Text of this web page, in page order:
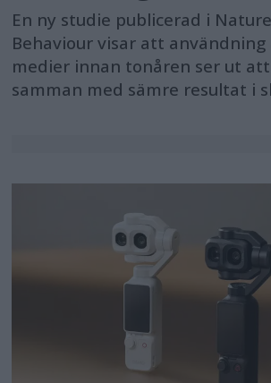
En ny studie publicerad i
Behaviour visar att användning
medier innan tonåren ser ut
samman med sämre resultat i